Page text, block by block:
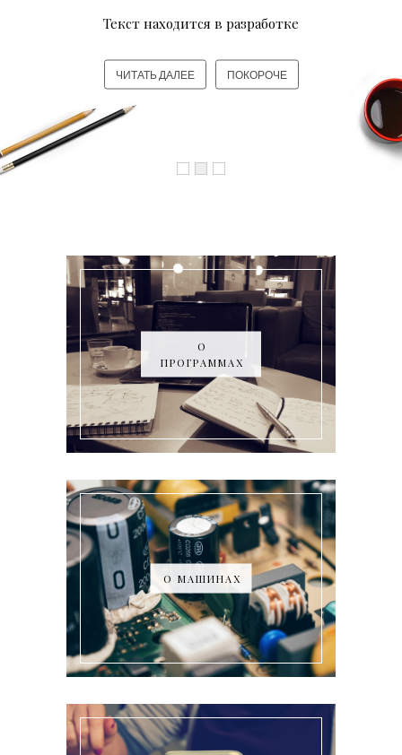
Текст находится в разработке
ЧИТАТЬ ДАЛЕЕ ПОКОРОЧЕ
О
ПРОГРАММАХ
О МАШИНАХ